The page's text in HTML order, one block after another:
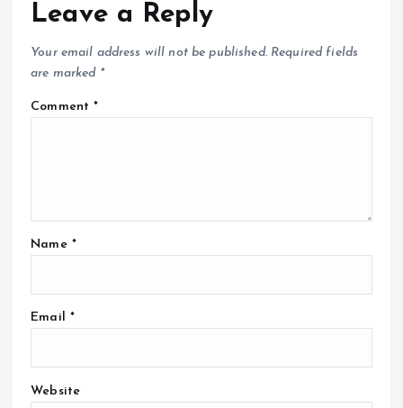
Leave a Reply
Your email address will not be published. Required fields
are marked *
Comment*
Name *
Email *
Website